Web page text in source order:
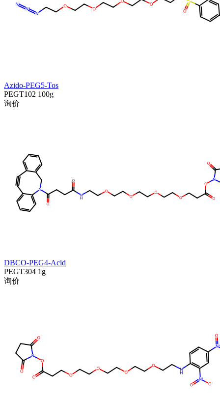
Azido-PEG5-Tos
PEGT102 100g
询价
DBCO-PEG4-Acid
PEGT304 1g
询价